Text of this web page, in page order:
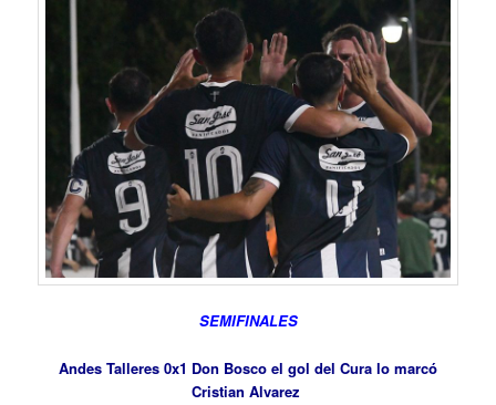
SEMIFINALES
Andes Talleres 0x1 Don Bosco el gol del Cura lo marcó
Cristian Alvarez